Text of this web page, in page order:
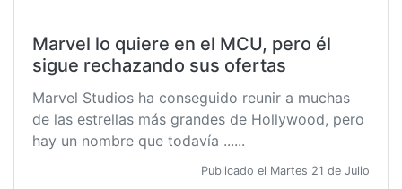
Marvel lo quiere en el MCU, pero él
sigue rechazando sus ofertas
Marvel Studios ha conseguido reunir a muchas
de las estrellas más grandes de Hollywood, pero
hay un nombre que todavía ......
Publicado el Martes 21 de Julio